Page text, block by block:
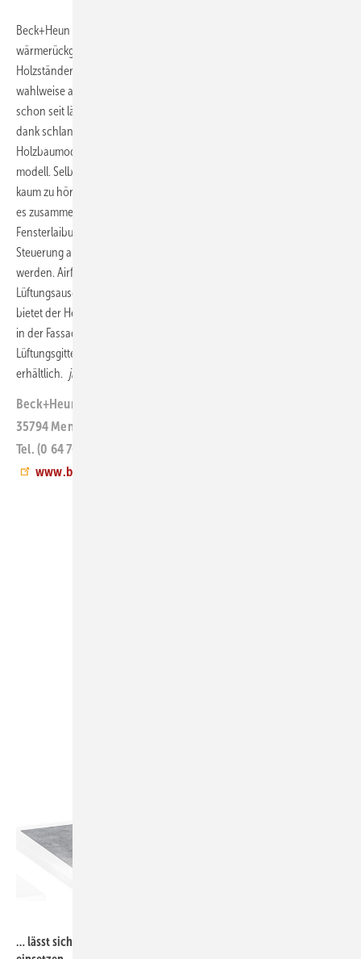
Beck+Heun hat beim
wärmerückgewinnendes Lüftungsgerät in die Fensterlaibung von
Holzständerbauten integriert. Der Lüftungsausgang lässt sich
wahlweise auch in der Fassade anordnen. Das Modul ähnelt dem
schon seit längerem angebotenen System Airfox One, eignet sich
dank schlanker Geometrie aber für den Einbau in seriell gefertigte
Holzbaumodule – unabhängig vom Fenster-
modell. Selbst bei einem Volumenstrom von 47 m³/h ist es mit 25 dB(A)
kaum zu hören. Während der Vorfertigung der Holzständerwand wird
es zusammen mit einem vorverkabelten Steuerungsanschluss in die
Fensterlaibung eingebaut. Vor Ort müssen dann lediglich die
Steuerung aufgesteckt und das Modul elektrisch angeschlossen
werden. Airfox HB fügt sich mit dem in der Fensterlaibung integrierten
Lüftungsausgang nahezu unsichtbar in die Fassade ein. Alternativ
bietet der Hersteller einen Lüftungsausgang samt Wetterschutzhaube
in der Fassade an. Die standardmäßig anthrazit oder weiß gefärbten
Lüftungsgitter und Wetterschutzhauben sind in weiteren Farben
erhältlich. jb
Beck+Heun
35794 Mengerskirchen
Tel. (0 64 76) 9 13 20
www.beck-heun.de
… lässt sich zur seriellen Vorfertigung von Holzständerbauteilen